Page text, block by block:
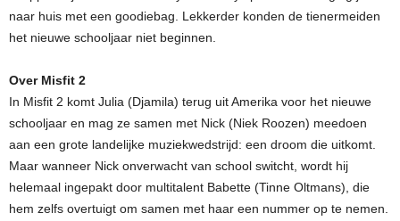
naar huis met een goodiebag. Lekkerder konden de tienermeiden
het nieuwe schooljaar niet beginnen.
Over Misfit 2
In Misfit 2 komt Julia (Djamila) terug uit Amerika voor het nieuwe
schooljaar en mag ze samen met Nick (Niek Roozen) meedoen
aan een grote landelijke muziekwedstrijd: een droom die uitkomt.
Maar wanneer Nick onverwacht van school switcht, wordt hij
helemaal ingepakt door multitalent Babette (Tinne Oltmans), die
hem zelfs overtuigt om samen met haar een nummer op te nemen.